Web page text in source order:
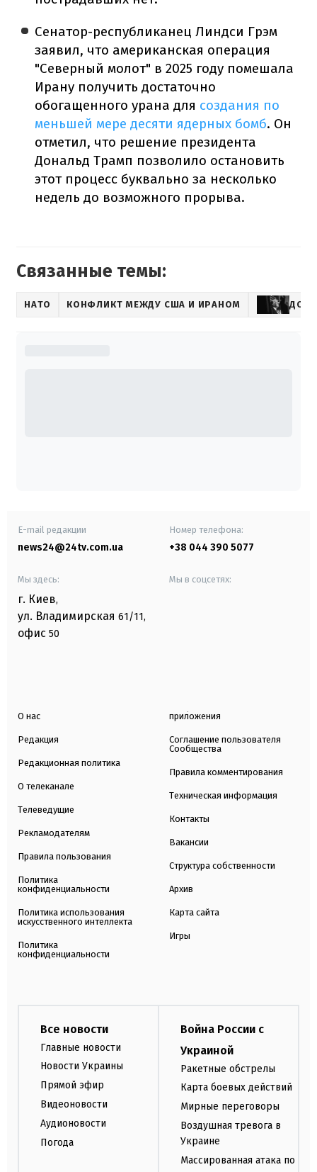
Сенатор-республиканец Линдси Грэм
заявил, что американская операция
"Северный молот" в 2025 году помешала
Ирану получить достаточно
обогащенного урана для создания по
меньшей мере десяти ядерных бомб. Он
отметил, что решение президента
Дональд Трамп позволило остановить
этот процесс буквально за несколько
недель до возможного прорыва.
Связанные темы:
НАТО КОНФЛИКТ МЕЖДУ США И ИРАНОМ
E-mail редакции
news24@24tv.com.ua
Номер телефона:
+38 044 390 5077
Мы здесь:
г. Киев,
ул. Владимирская 61/11,
офис 50
Мы в соцсетях:
О нас
Редакция
Редакционная политика
О телеканале
Телеведущие
Рекламодателям
Правила пользования
Политика
конфиденциальности
Политика использования
искусственного интеллекта
Политика
конфиденциальности
приложения
Соглашение пользователя
Сообщества
Правила комментирования
Техническая информация
Контакты
Вакансии
Структура собственности
Архив
Карта сайта
Игры
Все новости
Главные новости
Новости Украины
Прямой эфир
Видеоновости
Аудионовости
Погода
Война России с
Украиной
Ракетные обстрелы
Карта боевых действий
Мирные переговоры
Воздушная тревога в
Украине
Массированная атака по